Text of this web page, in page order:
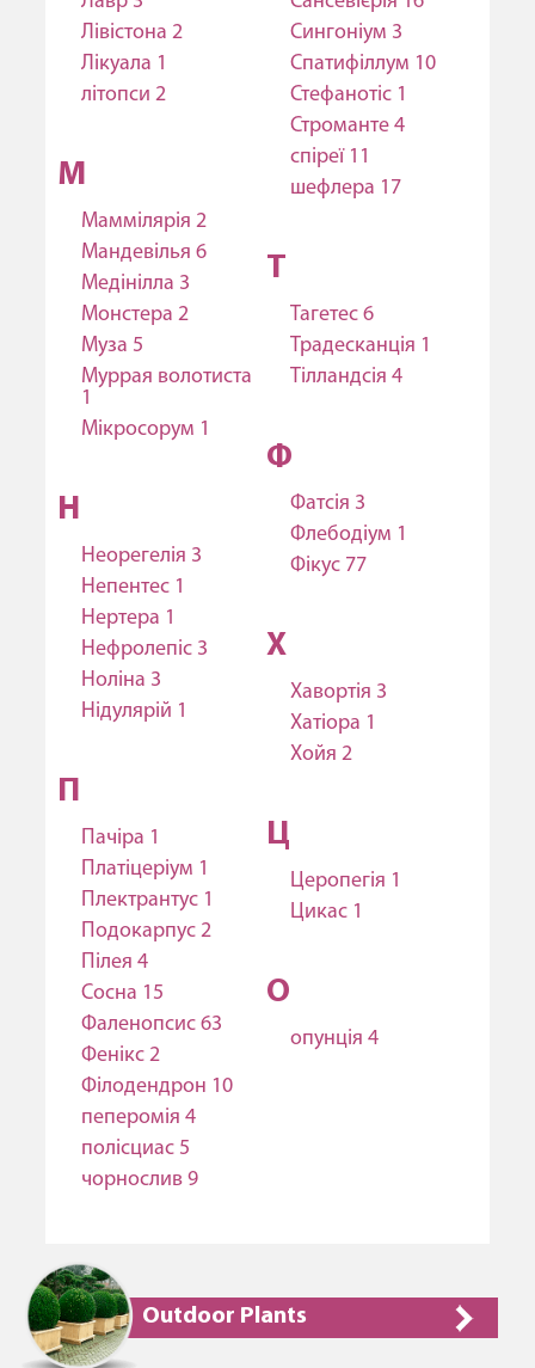
Лівістона 2
Лікуала 1
літопси 2
М
Маммілярія 2
Мандевілья 6
Медінілла 3
Монстера 2
Муза 5
Муррая волотиста
1
Мікросорум 1
Н
Неорегелія 3
Непентес 1
Нертера 1
Нефролепіс 3
Ноліна 3
Нідулярій 1
П
Пачіра 1
Платіцеріум 1
Плектрантус 1
Подокарпус 2
Пілея 4
Сосна 15
Фаленопсис 63
Фенікс 2
Філодендрон 10
пеперомія 4
полісциас 5
чорнослив 9
Сингоніум 3
Спатифіллум 10
Стефанотіс 1
Строманте 4
спіреї 11
шефлера 17
Т
Тагетес 6
Традесканція 1
Тілландсія 4
Ф
Фатсія 3
Флебодіум 1
Фікус 77
Х
Хавортія 3
Хатіора 1
Хойя 2
Ц
Церопегія 1
Цикас 1
О
опунція 4
Outdoor Plants